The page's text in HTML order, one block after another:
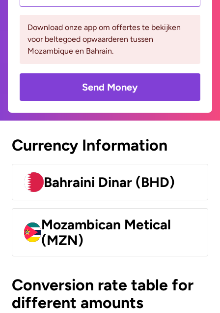
Download onze app om offertes te bekijken
voor beltegoed opwaarderen tussen
Mozambique en Bahrain.
Send Money
Currency Information
Bahraini Dinar (BHD)
Mozambican Metical
(MZN)
Conversion rate table for
different amounts